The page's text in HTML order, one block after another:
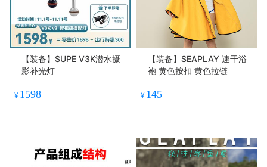
【装备】SUPE V3K潜水摄
影补光灯
¥ 1598
【装备】SEAPLAY 速干浴
袍 黄色按扣 黄色拉链
¥ 145